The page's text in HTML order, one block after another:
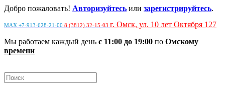
Добро пожаловать! Авторизуйтесь или зарегистрируйтесь.
MAX +7-913-628-21-00 8 (3812) 32-15-03 г. Омск, ул. 10 лет Октября 127
Мы работаем каждый день с 11:00 до 19:00 по Омскому
времени